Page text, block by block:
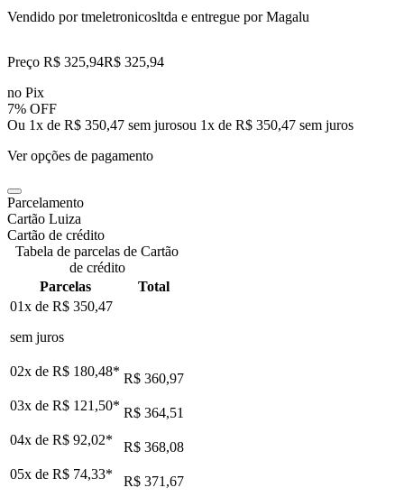
Vendido portmeletronicosltda e entregue por Magalu
Preço R$ 325,94R$ 325,94
no Pix
7% OFF
Ou 1x de R$ 350,47 sem jurosou 1x de R$ 350,47 sem juros
Ver opções de pagamento
Parcelamento
Cartão Luiza
Cartão de crédito
Tabela de parcelas de Cartão
de crédito
Parcelas
Total
01x de R$ 350,47
sem juros
02x de R$ 180,48* R$ 360,97
03x de R$ 121,50* R$ 364,51
04x de R$ 92,02*
R$ 368,08
05x de R$ 74,33* R$ 371,67